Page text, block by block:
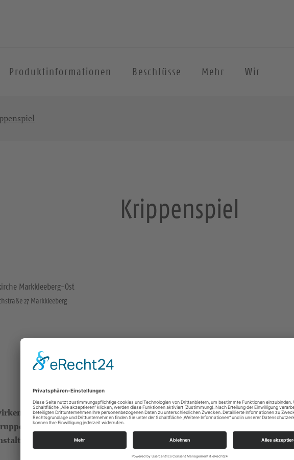
Produktinformationen Beschlüsse Mehr Wir
Krippenspiel
Markkleeberg-Ost
27 Markkleeberg
Kirchstraße 27
04416 Markkleeberg
Kinder der Kindertagesstätte "Arche Noah"
Alle Zielgruppen, Familien
Ev.-Luth. Auenkirchgemeinde Markkleeberg-
Kirchstr. 36